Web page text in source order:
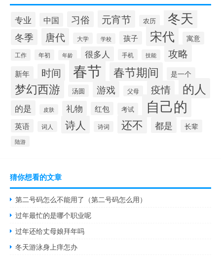
专业 中国 习俗 元宵节 农历 冬天
冬季 唐代 大学 学校 孩子 宋代 寓意
工作 年初 年龄 很多人 手机 技能 攻略
新年 时间 春节 春节期间 是一个
梦幻西游 汤圆 游戏 父母 疫情 的人
的是 皮肤 礼物 红包 考试 自己的
英语 词人 诗人 诗词 还不 都是 长辈
陆游
猜你想看的文章
第二号码怎么不能用了（第二号码怎么用）
过年最忙的是哪个职业呢
过年还给丈母娘拜年吗
冬天游泳身上痒怎办